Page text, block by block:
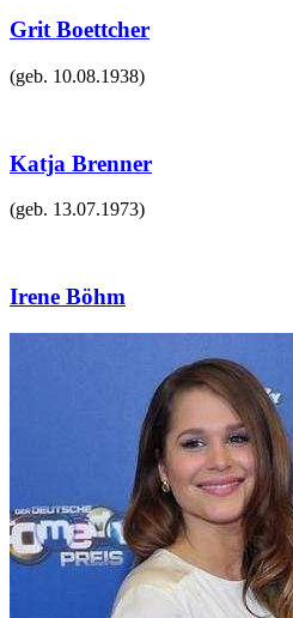
Grit Boettcher
(geb. 10.08.1938)
Katja Brenner
(geb. 13.07.1973)
Irene Böhm